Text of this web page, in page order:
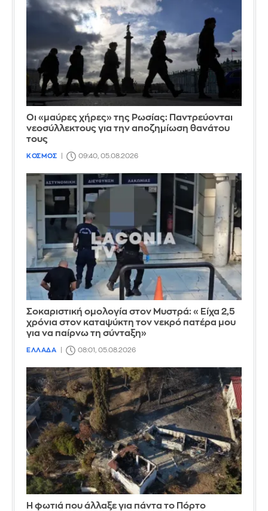
Οι «μαύρες χήρες» της Ρωσίας: Παντρεύονται
νεοσύλλεκτους για την αποζημίωση θανάτου
τους
ΚΟΣΜΟΣ 09:40, 05.08.2026
Σοκαριστική ομολογία στον Μυστρά: «Είχα 2,5
χρόνια στον καταψύκτη τον νεκρό πατέρα μου
για να παίρνω τη σύνταξη»
ΕΛΛΑΔΑ 08:01, 05.08.2026
Η φωτιά που άλλαξε για πάντα το Πόρτο